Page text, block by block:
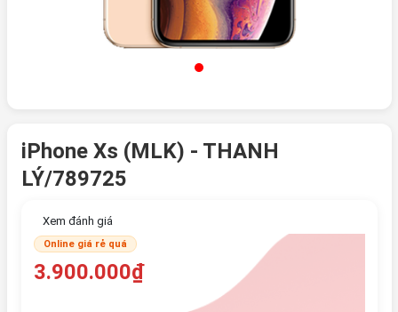
iPhone Xs (MLK) - THANH
LÝ/789725
Xem đánh giá
Online giá rẻ quá
3.900.000₫